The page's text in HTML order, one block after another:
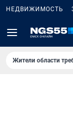
НЕДВИЖИМОСТЬ
Жители области